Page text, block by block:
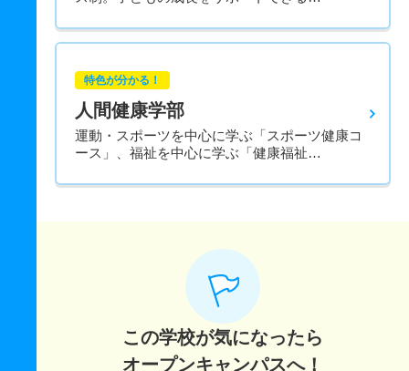
特色が分かる！
人間健康学部
運動・スポーツを中心に学ぶ「スポーツ健康コ
ース」、福祉を中心に学ぶ「健康福祉…
この学校が気になったら
オープンキャンパスへ！